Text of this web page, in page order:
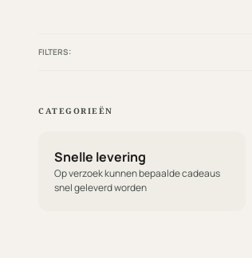
FILTERS:
CATEGORIEËN
Snelle levering
Op verzoek kunnen bepaalde cadeaus
snel geleverd worden